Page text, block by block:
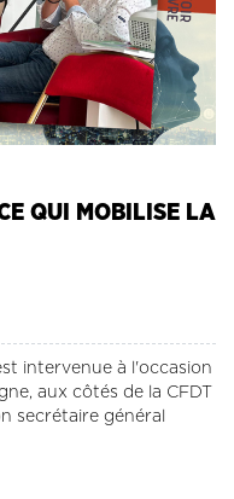
QUI MOBILISE LA
intervenue à l'occasion
aux côtés de la CFDT
secrétaire général